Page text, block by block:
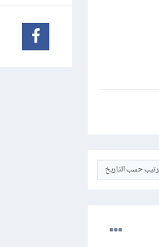
حسب التاريخ